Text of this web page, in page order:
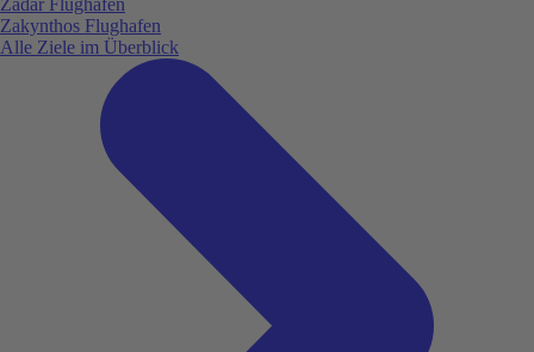
Zakynthos Flughafen
Alle Ziele im Überblick